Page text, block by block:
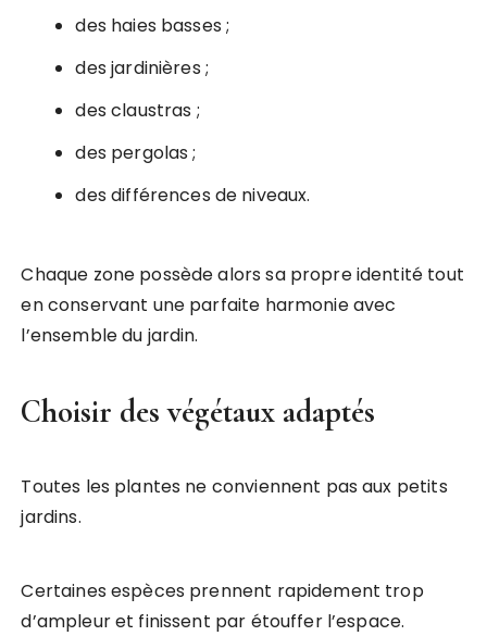
des haies basses ;
des jardinières ;
des claustras ;
des pergolas ;
des différences de niveaux.
Chaque zone possède alors sa propre identité tout
en conservant une parfaite harmonie avec
l’ensemble du jardin.
Choisir des végétaux adaptés
Toutes les plantes ne conviennent pas aux petits
jardins.
Certaines espèces prennent rapidement trop
d’ampleur et finissent par étouffer l’espace.